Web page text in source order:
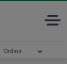
Ordina